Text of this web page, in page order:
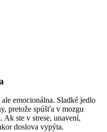
emocionálna. Sladké jedlo
pretože spúšťa v mozgu
Ak ste v strese, unavení,
doslova vypýta.